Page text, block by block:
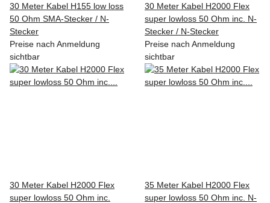
30 Meter Kabel H155 low loss
50 Ohm SMA-Stecker / N-
Stecker
Preise nach Anmeldung
sichtbar
30 Meter Kabel H2000 Flex
super lowloss 50 Ohm inc. N-
Stecker / N-Stecker
Preise nach Anmeldung
sichtbar
30 Meter Kabel H2000 Flex
super lowloss 50 Ohm inc.
35 Meter Kabel H2000 Flex
super lowloss 50 Ohm inc. N-